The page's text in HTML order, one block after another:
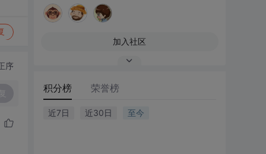
序
加入社区
积分榜 荣誉榜
近7日 近30日 至今